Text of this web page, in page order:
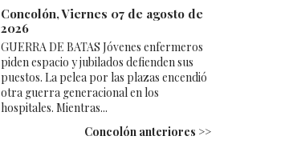
Concolón, Viernes 07 de agosto de
2026
GUERRA DE BATAS Jóvenes enfermeros
piden espacio y jubilados defienden sus
puestos. La pelea por las plazas encendió
otra guerra generacional en los
hospitales. Mientras...
Concolón anteriores >>